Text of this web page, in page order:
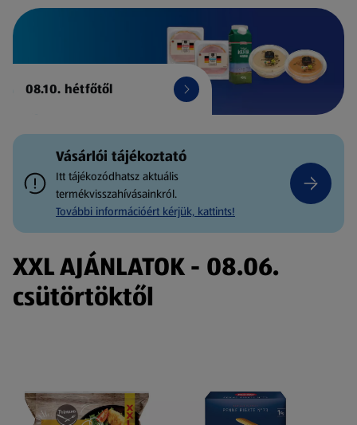
08.10. hétfőtől
Vásárlói tájékoztató
Itt tájékozódhatsz aktuális
termékvisszahívásainkról.
További információért kérjük, kattints!
XXL AJÁNLATOK - 08.06.
csütörtöktől